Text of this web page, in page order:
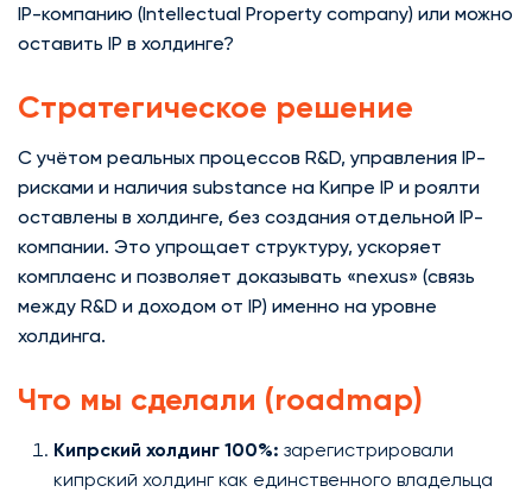
IP-компанию (Intellectual Property company) или можно
оставить IP в холдинге?
Стратегическое решение
С учётом реальных процессов R&D, управления IP-
рисками и наличия substance на Кипре IP и роялти
оставлены в холдинге, без создания отдельной IP-
компании. Это упрощает структуру, ускоряет
комплаенс и позволяет доказывать «nexus» (связь
между R&D и доходом от IP) именно на уровне
холдинга.
Что мы сделали (roadmap)
Кипрский холдинг 100%: зарегистрировали
кипрский холдинг как единственного владельца